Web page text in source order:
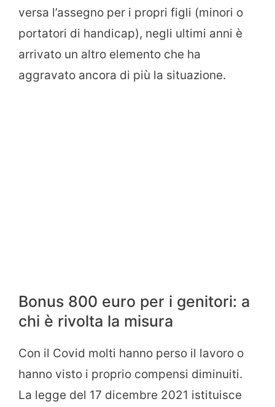
versa l’assegno per i propri figli (minori o
portatori di handicap), negli ultimi anni è
arrivato un altro elemento che ha
aggravato ancora di più la situazione.
Bonus 800 euro per i genitori: a
chi è rivolta la misura
Con il Covid molti hanno perso il lavoro o
hanno visto i proprio compensi diminuiti.
La legge del 17 dicembre 2021 istituisce